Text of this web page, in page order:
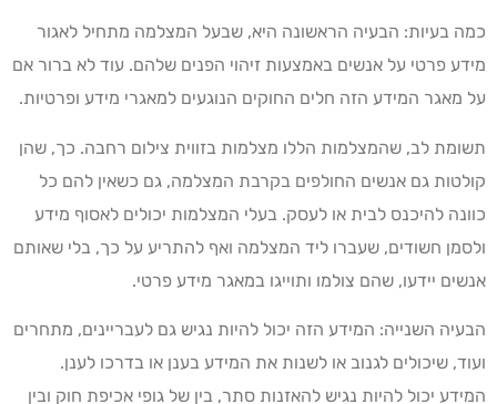
כמה בעיות: הבעיה הראשונה היא, שבעל המצלמה מתחיל לאגור
מידע פרטי על אנשים באמצעות זיהוי הפנים שלהם. עוד לא ברור אם
על מאגר המידע הזה חלים החוקים הנוגעים למאגרי מידע ופרטיות.
תשומת לב, שהמצלמות הללו מצלמות בזווית צילום רחבה. כך, שהן
קולטות גם אנשים החולפים בקרבת המצלמה, גם כשאין להם כל
כוונה להיכנס לבית או לעסק. בעלי המצלמות יכולים לאסוף מידע
ולסמן חשודים, שעברו ליד המצלמה ואף להתריע על כך, בלי שאותם
אנשים יידעו, שהם צולמו ותוייגו במאגר מידע פרטי.
הבעיה השנייה: המידע הזה יכול להיות נגיש גם לעבריינים, מתחרים
ועוד, שיכולים לגנוב או לשנות את המידע בענן או בדרכו לענן.
המידע יכול להיות נגיש להאזנות סתר, בין של גופי אכיפת חוק ובין